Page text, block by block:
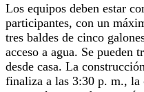
Los equipos deben estar
participantes, con un
tres baldes de cinco
acceso a agua. Se pueden
desde casa. La
finaliza a las 3:30 p. m., la